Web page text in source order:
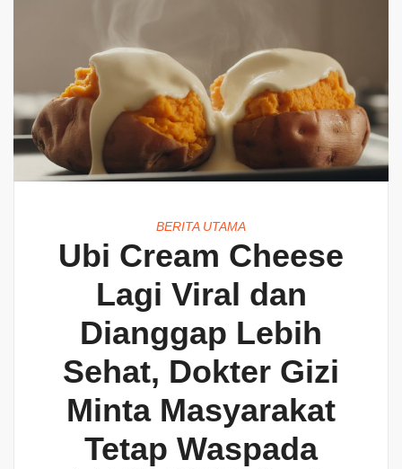
BERITA UTAMA
Ubi Cream Cheese
Lagi Viral dan
Dianggap Lebih
Sehat, Dokter Gizi
Minta Masyarakat
Tetap Waspada